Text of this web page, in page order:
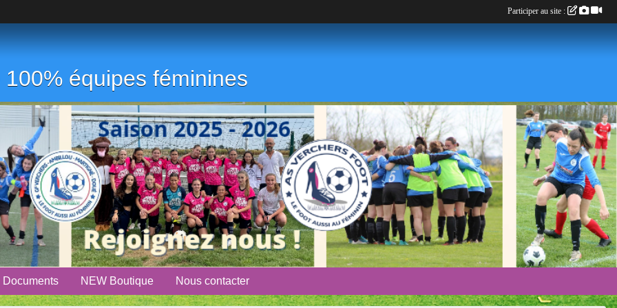
équipes féminines
Documents NEW Boutique Nous contacter
Participer au site :